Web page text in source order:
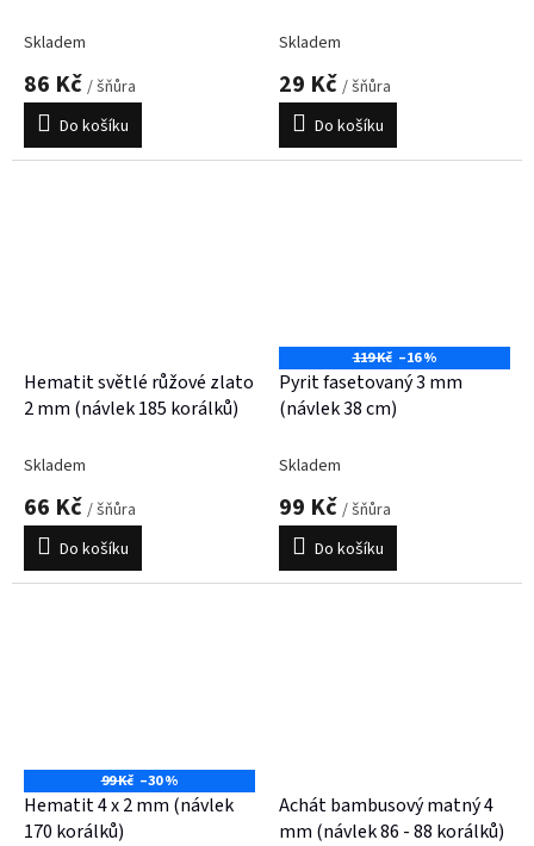
Skladem
86 Kč / šňůra
Do košíku
Skladem
29 Kč / šňůra
Do košíku
Hematit světlé růžové zlato
2 mm (návlek 185 korálků)
Skladem
66 Kč / šňůra
Do košíku
119 Kč –16 %
Pyrit fasetovaný 3 mm
(návlek 38 cm)
Skladem
99 Kč / šňůra
Do košíku
99 Kč –30 %
Hematit 4 x 2 mm (návlek
170 korálků)
Achát bambusový matný 4
mm (návlek 86 - 88 korálků)